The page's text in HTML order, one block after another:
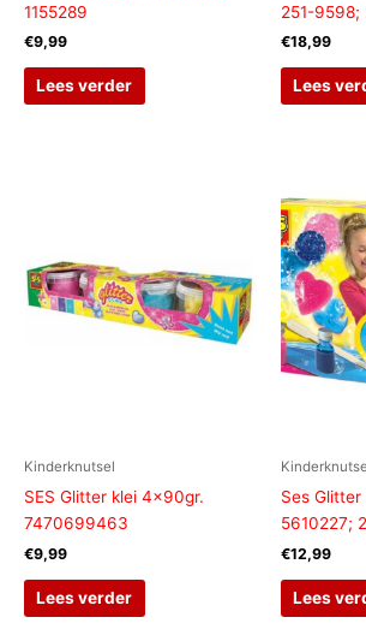
1155289
€9,99
Lees verder
251-
€18,99
Lees
Kinderknutsel
SES Glitter klei 4x90gr.
7470699463
€9,99
Lees verder
Ses Glitter
5610227;
€12,99
Lees